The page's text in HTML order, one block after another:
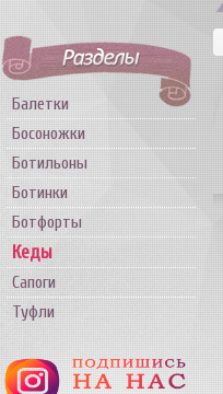
Балетки
Босоножки
Ботильоны
Ботинки
Ботфорты
Кеды
Сапоги
Туфли